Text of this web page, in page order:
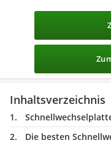
Inhaltsverzeichnis
Die besten